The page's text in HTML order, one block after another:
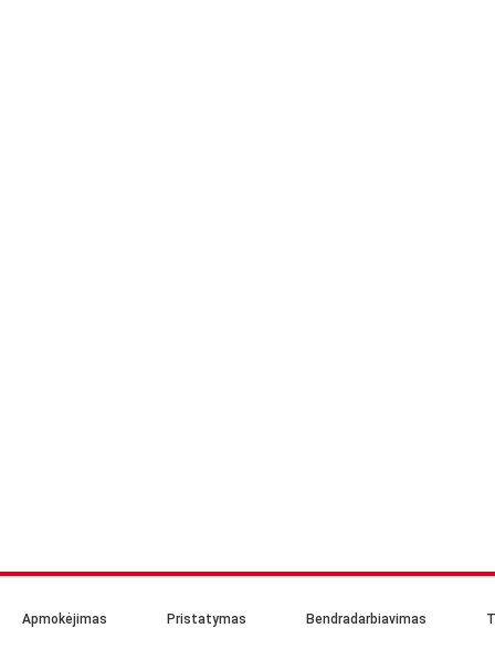
Apmokėjimas Pristatymas Bendradarbiavimas